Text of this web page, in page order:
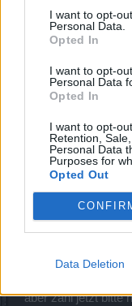
I want to opt-
Personal Data.
Opted In
I want to opt-
Personal Data
Opted In
I want to opt-
Retention,
Personal Data
Purposes for
Opted Out
Data Deletion
Kenner der
Du vergisst/
Zum Einen ist der
Relation zur
gesamtheitliches
vergessen:Spieler
Entwicklungen zu
Verbesserungen
einen etwas längeren
Hm mit anderen
die gehen können
Na dann schieß
aber zähl jetzt bitte